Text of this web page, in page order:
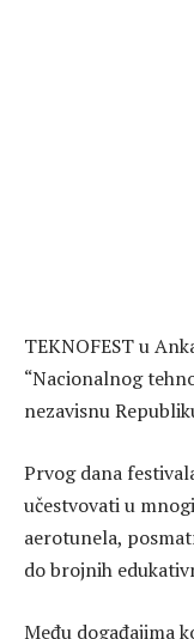
TEKNOFEST u
“Nacionalnog
nezavisnu
Prvog dana
učestvovati u
aerotunela,
do brojnih
Među događajima